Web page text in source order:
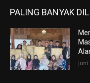
PALING BANYAK
Juni